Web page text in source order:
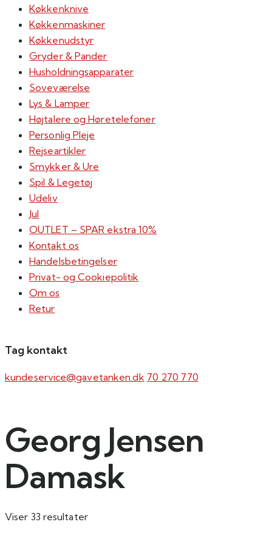
Køkkenknive
Køkkenmaskiner
Køkkenudstyr
Gryder & Pander
Husholdningsapparater
Soveværelse
Lys & Lamper
Højtalere og Høretelefoner
Personlig Pleje
Rejseartikler
Smykker & Ure
Spil & Legetøj
Udeliv
Jul
OUTLET – SPAR ekstra 10%
Kontakt os
Handelsbetingelser
Privat- og Cookiepolitik
Om os
Retur
Tag kontakt
kundeservice@gavetanken.dk 70 270 770
Georg Jensen
Damask
Viser 33 resultaterSorteret